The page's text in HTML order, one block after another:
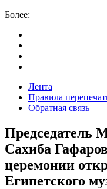
Более:
Лента
Правила
Обратная связь
Председатель
Сахиба
церемонии
Египетского